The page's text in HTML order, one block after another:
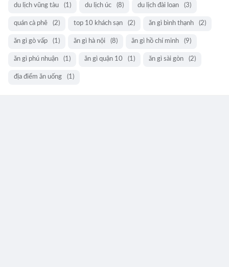
du lịch vũng tàu (1) du lịch úc (8) du lịch đài loan (3)
quán cà phê (2) top 10 khách sạn (2) ăn gì bình thạnh (2)
ăn gì gò vấp (1) ăn gì hà nội (8) ăn gì hồ chí minh (9)
ăn gì phú nhuận (1) ăn gì quận 10 (1) ăn gì sài gòn (2)
địa điểm ăn uống (1)